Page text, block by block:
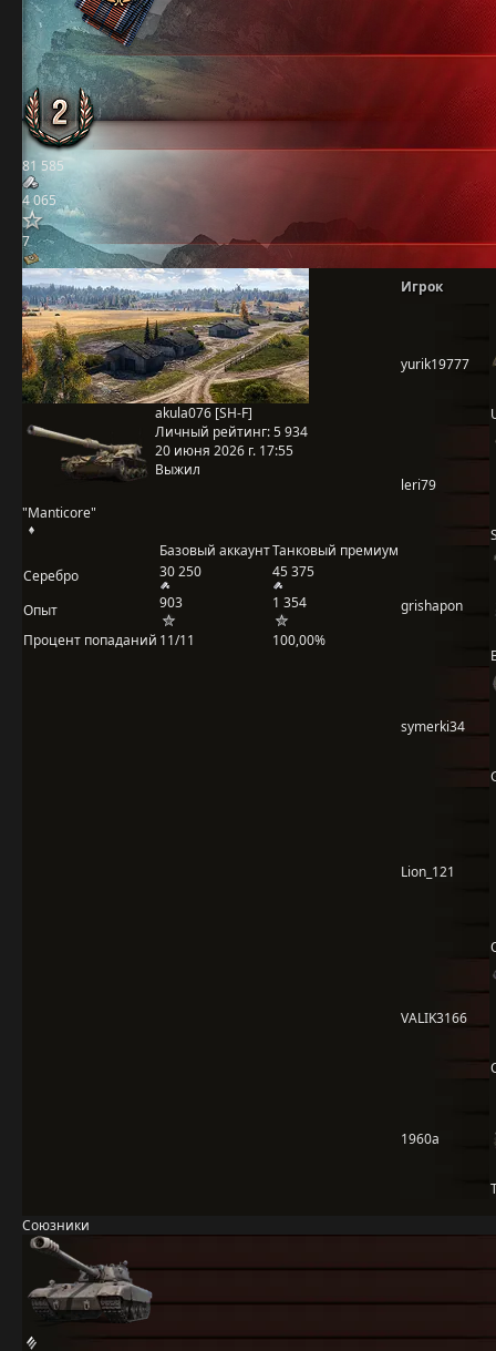
81 585
4 065
7
"Manticore"
akula076 [SH-F]
Личный рейтинг:5 934
20 июня 2026 г. 17:55
Выжил
Базовый аккаунтТанковый премиум
Серебро
30 250 45 375
Опыт 903
1 354
Процент попаданий 11/11 100,00%
Игрок
yurik19777
leri79
grishapon
symerki34
Lion_121
VALIK3166
1960a
Союзники